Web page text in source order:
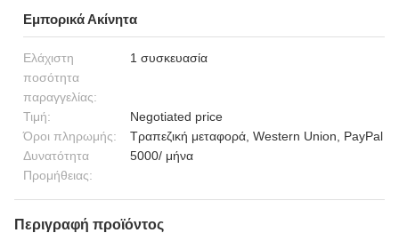
Εμπορικά Ακίνητα
Ελάχιστη
ποσότητα
παραγγελίας:
1 συσκευασία
Τιμή:
Negotiated price
Όροι πληρωμής:
Τραπεζική μεταφορά, Western Union, PayPal
Δυνατότητα
Προμήθειας:
5000/ μήνα
Περιγραφή προϊόντος